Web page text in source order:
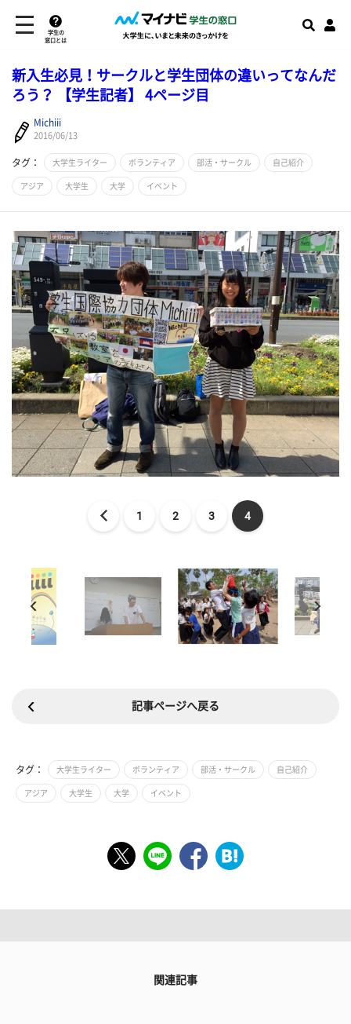
学生の
窓口とは
新入生必見！サークルと学生団体の違いってなんだ
ろう？ 【学生記者】 4ページ目
Michiii
2016/06/13
タグ： 大学生ライター ボランティア 部活・サークル 自己紹介
アジア 大学生 大学 イベント
1 2 3 4
記事ページへ戻る
タグ： 大学生ライター ボランティア 部活・サークル 自己紹介
アジア 大学生 大学 イベント
関連記事